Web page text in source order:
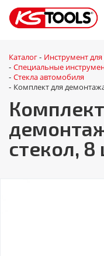
Каталог - Инструмент
- Специальные
- Стекла автомобиля
- Комплект для
стекол, 8